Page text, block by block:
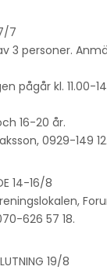
7
3 personer.
pågår kl. 11.00-
16-20 år.
0929-149 12.
14-16/8
626 57 18.
19/8